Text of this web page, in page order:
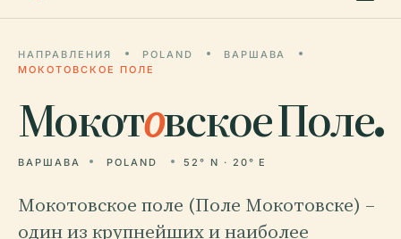
НАПРАВЛЕНИЯ POLAND
ВАРШАВА
МОКОТОВСКОЕ ПОЛЕ
Мокотовское Поле.
ВАРШАВА POLAND 52° N · 20° E
Мокотовское поле (Поле Мокотовске) –
один из крупнейших и наиболее